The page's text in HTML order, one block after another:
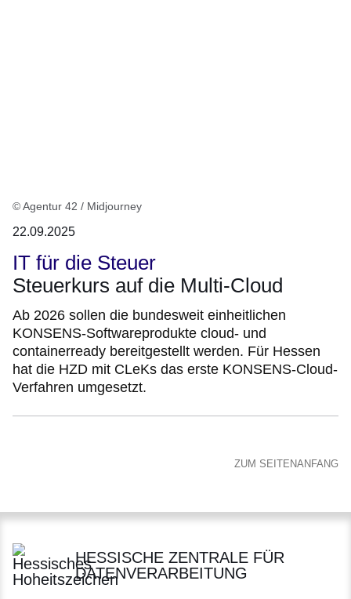
© Agentur 42 / Midjourney
22.09.2025
IT für die Steuer
Steuerkurs auf die Multi-Cloud
Ab 2026 sollen die bundesweit einheitlichen
KONSENS-Softwareprodukte cloud- und
containerready bereitgestellt werden. Für Hessen
hat die HZD mit CLeKs das erste KONSENS-Cloud-
Verfahren umgesetzt.
ZUM SEITENANFANG
HESSISCHE ZENTRALE FÜR
DATENVERARBEITUNG